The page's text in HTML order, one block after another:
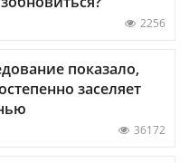
2256
показало,
заселяет
36172